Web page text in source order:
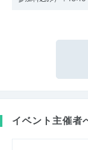
イベント主催者